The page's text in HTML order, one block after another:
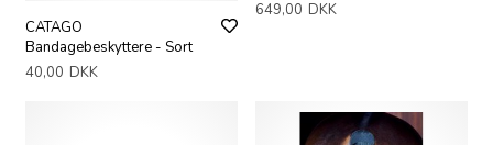
CATAGO
Bandagebeskyttere - Sort
40,00 DKK
649,00 DKK